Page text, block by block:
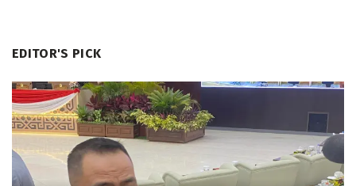
EDITOR'S PICK